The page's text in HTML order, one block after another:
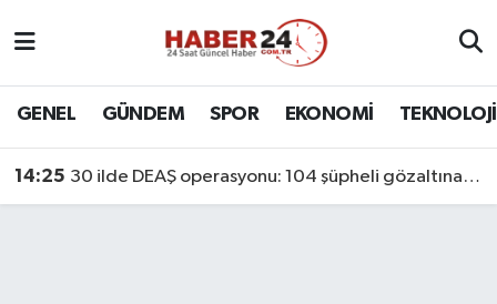
GENEL GÜNDEM SPOR EKONOMİ TEKNOLOJİ
14:25 30 ilde DEAŞ operasyonu: 104 şüpheli gözaltına alındı
Nöbetçi Eczaneler